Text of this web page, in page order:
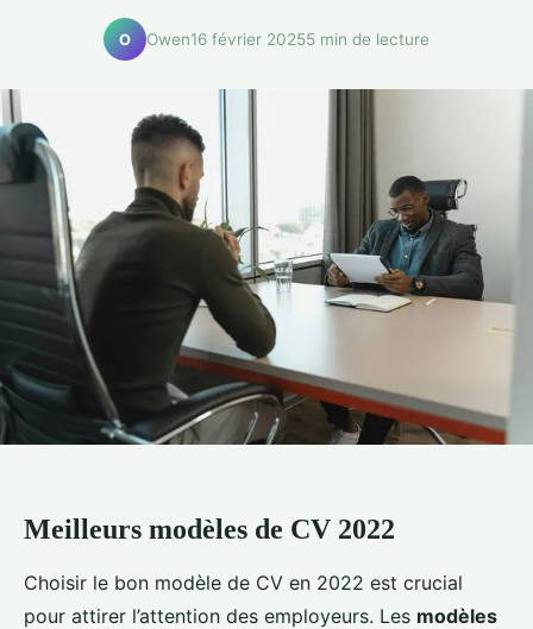
O Owen16 février 20255 min de lecture
Meilleurs modèles de CV 2022
Choisir le bon modèle de CV en 2022 est crucial
pour attirer l’attention des employeurs. Les modèles